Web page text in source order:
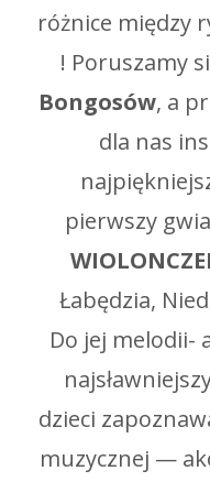
różnice między
! Poruszamy
Bongosów, a
dla nas
pierwszy
Łabędzia,
Do jej melodii-
dzieci
muzycznej —